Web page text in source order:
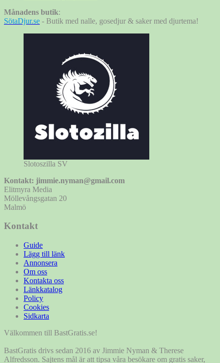
Månadens butik:
SötaDjur.se - Butik med nalle, gosedjur & saker med djurtema!
Slotoszilla SV
Kontakt: jimmie.nyman@gmail.com
Elitmyra Media
Möllevångsgatan 20
Malmö
Kontakt
Guide
Lägg till länk
Annonsera
Om oss
Kontakta oss
Länkkatalog
Policy
Cookies
Sidkarta
Välkommen till BastGratis.se!
BastGratis drivs sedan 2016 av Jimmie Nyman & Therese
Alfredsson. Sajtens mål är att tipsa våra besökare om gratis saker,